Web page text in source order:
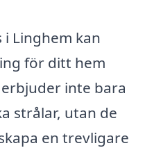
Linghem kan
för ditt hem
inte bara
strålar, utan de
en trevligare